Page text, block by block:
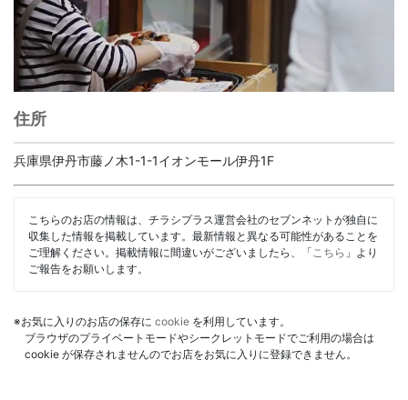
住所
兵庫県伊丹市藤ノ木1-1-1イオンモール伊丹1F
こちらのお店の情報は、チラシプラス運営会社のセブンネットが独自に
収集した情報を掲載しています。最新情報と異なる可能性があることを
ご理解ください。掲載情報に間違いがございましたら、「 こちら 」より
ご報告をお願いします。
※お気に入りのお店の保存に cookie を利用しています。
ブラウザのプライベートモードやシークレットモードでご利用の場合は
cookie が保存されませんのでお店をお気に入りに登録できません。